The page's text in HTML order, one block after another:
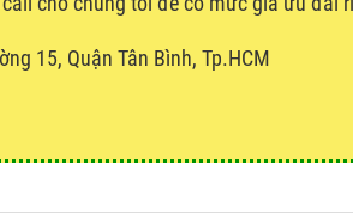
15, Quận Tân Bình, Tp.HCM